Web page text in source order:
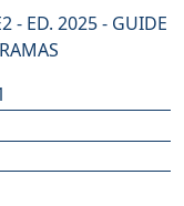
- ED. 2025 - GUIDE